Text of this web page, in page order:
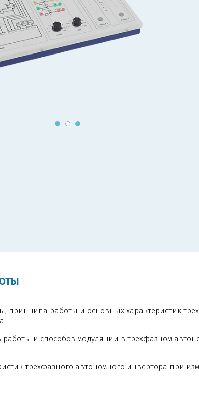
принципа работы и основных характеристик
и способов модуляции в трехфазном
трехфазного автономного инвертора при